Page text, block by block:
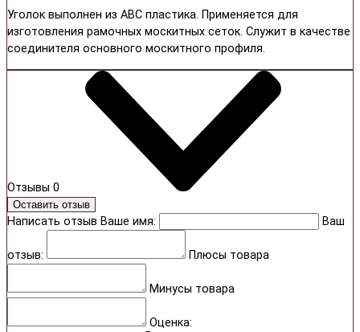
Уголок выполнен из ABC пластика. Применяется для
изготовления рамочных москитных сеток. Служит в качестве
соединителя основного москитного профиля.
Отзывы 0
Оставить отзыв
Написать отзыв Ваше имя: Ваш
отзыв: Плюсы товара
Минусы товара
Оценка: